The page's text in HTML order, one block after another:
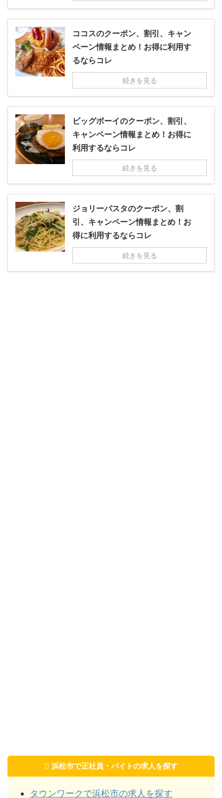
ココスのクーポン、割引、キャン
ペーン情報まとめ！お得に利用す
るならコレ
続きを見る
ビッグボーイのクーポン、割引、
キャンペーン情報まとめ！お得に
利用するならコレ
続きを見る
ジョリーパスタのクーポン、割
引、キャンペーン情報まとめ！お
得に利用するならコレ
続きを見る
浜松市で正社員・バイトの求人を探す
タウンワークで浜松市の求人を探す